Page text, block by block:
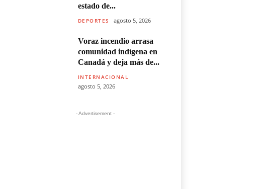
estado de...
DEPORTES agosto 5, 2026
Voraz incendio arrasa
comunidad indígena en
Canadá y deja más de...
INTERNACIONAL
agosto 5, 2026
- Advertisement -